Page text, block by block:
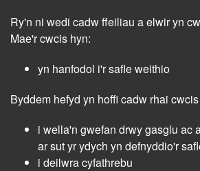
main
Ry'n ni wedi cadw ffeiliau a elwir yn
Mae'r cwcis hyn:
yn hanfodol i'r safle weithio
Byddem hefyd yn hoffi cadw rhai
i wella'n gwefan drwy gasglu ac
ar sut yr ydych yn defnyddio'r
i deilwra cyfathrebu